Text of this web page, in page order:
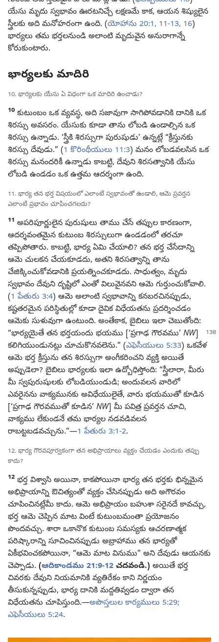
యేసు మృదు స్వభావం ఊరటనిచ్చే లక్షణమే కాక, ఆయన శిష్యులైన
స్త్రీలకు అది మనోహరంగా ఉంది. (యోహాను 20:1, 11-13, 16)
భార్యలు తమ భర్తలనుండి అలాంటి మృదువైన అనురాగాన్నే
కోరుకుంటారు.
భార్యలకు మాదిరి
10. భార్యలకు యేసు ఏ విధంగా ఒక మాదిరి ఉంచాడు?
10 కుటుంబం ఒక వ్యవస్థ, అది సజావుగా సాగిపోవడానికి దానికి ఒక
శిరస్సు అవసరం. యేసుకు కూడా తాను లోబడి ఉండాల్సిన ఒక
శిరస్సు ఉన్నాడు. ‘స్త్రీకి శిరస్సుగా పురుషుడు’ ఉన్నట్లే “క్రీస్తునకు
శిరస్సు దేవుడు.” (1 కొరింథీయులు 11:3) మనం లోబడవలసిన ఒక
శిరస్సు మనందరికీ ఉన్నాడు కాబట్టి, దేవుని శిరసత్వానికి యేసు
లోబడి ఉండడం ఒక ఉత్తమ ఆదర్శంగా ఉంది.
11. భార్య తన భర్త విషయంలో ఎలాంటి స్వభావంతో ఉండాలి, ఆమె ప్రవర్తన
ఎలాంటి ప్రభావం చూపించగలదు?
11 అపరిపూర్ణులైన పురుషులు తాము చేసే తప్పుల కారణంగా,
ఆదర్శవంతమైన కుటుంబ శిరస్సులుగా ఉండడంలో తరచూ
తప్పిపోతారు. కాబట్టి, భార్య ఏమి చేయాలి? తన భర్త చేసేదాన్ని
ఆమె చులకన చేయకూడదు, అతని శిరసత్వాన్ని తాను
చేజిక్కించుకోవడానికి ప్రయత్నించకూడదు. సాధుత్వం, మృదు
స్వభావం దేవుని దృష్టిలో ఎంతో విలువైనవని ఆమె గుర్తుంచుకోవాలి.
(1 పేతురు 3:4) ఆమె అలాంటి స్వభావాన్ని కనబరచినప్పుడు,
కష్టతరమైన పరిస్థితుల్లో కూడా దైవిక విధేయతను ప్రదర్శించడం
ఆమెకు సుళువుగా ఉంటుంది. అంతేకాక, బైబిలు ఇలా చెబుతోంది:
“భార్యయైతే తన భర్తయందు భయము [‘ప్రగాఢ గౌరవము’ NW]
కలిగియుండునట్లు చూచుకొనవలెను.” (ఎఫెసీయులు 5:33) ఒకవేళ
ఆమె భర్త క్రీస్తును తన శిరస్సుగా అంగీకరించని వ్యక్తి అయితే
అప్పుడెలా? బైబిలు భార్యలకు ఇలా ఉద్బోధిస్తోంది: “స్త్రీలారా, మీరు
మీ స్వపురుషులకు లోబడియుండుడి; అందువలన వారిలో
ఎవరైనను వాక్యమునకు అవిధేయులైతే, వారు భయముతో కూడిన
[‘ప్రగాఢ గౌరవముతో కూడిన’ NW] మీ పవిత్ర ప్రవర్తన చూచి,
వాక్యము లేకుండనే తమ భార్యల నడవడివలన
రాబట్టబడవచ్చును.”—1 పేతురు 3:1-2.
12. భార్య గౌరవపూర్వకంగా తన అభిప్రాయాలు వ్యక్తం చేయడం ఎందుకు తప్పు
కాదు?
12 భర్త విశ్వాసి అయినా, కాకపోయినా భార్య తన భర్తకు భిన్నమైన
అభిప్రాయాన్ని ఔచిత్యంతో వ్యక్తం చేసినప్పుడు అది అగౌరవం
చూపించినట్లేమీ కాదు. ఆమె అభిప్రాయం బహుశా సరైనదే కావచ్చు,
భర్త ఆమె చెప్పిన మాట వింటే కుటుంబమంతా ప్రయోజనం
పొందవచ్చు. శారా ఒకానొక కుటుంబ సమస్యకు ఆచరణాత్మక
పరిష్కారాన్ని సూచించినప్పుడు అబ్రాహాము తన భార్యతో
ఏకీభవించకపోయినా, “ఆమె మాట వినుము” అని దేవుడు ఆయనకు
చెప్పాడు. (ఆదికాండము 21:9-12 చదవండి.) అయితే భర్త
చివరకు దేవుని నియమానికి వ్యతిరేకం కాని నిర్ణయం
తీసుకున్నప్పుడు, భార్య దానికి మద్దతివ్వడం ద్వారా తన
విధేయతను చూపిస్తుంది.—అపొస్తలుల కార్యములు 5:29;
ఎఫెసీయులు 5:24.